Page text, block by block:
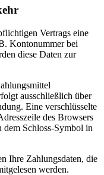
Vertrags eine
Kontonummer bei
diese Daten zur
ausschließlich über
Eine verschlüsselte
des Browsers
Schloss-Symbol in
Ihre Zahlungsdaten, die
werden.